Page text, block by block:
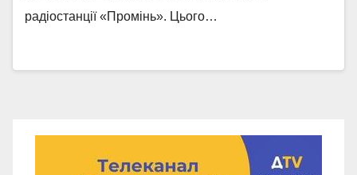
радіостанції «Промінь». Цього…